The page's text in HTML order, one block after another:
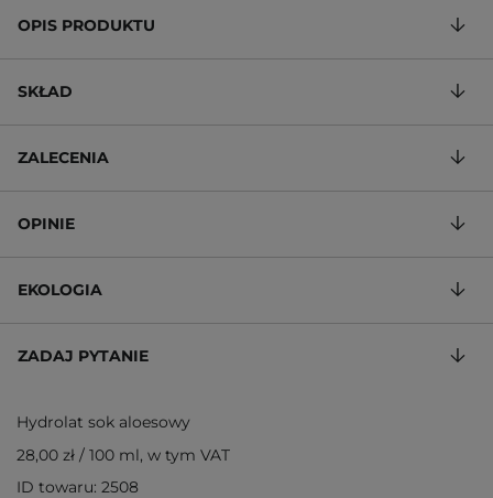
OPIS PRODUKTU
SKŁAD
ZALECENIA
OPINIE
EKOLOGIA
ZADAJ PYTANIE
Hydrolat sok aloesowy
28,00 zł / 100 ml, w tym VAT
ID towaru: 2508